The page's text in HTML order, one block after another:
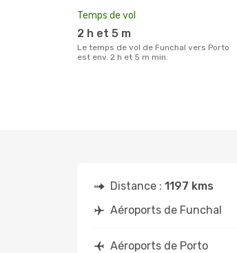
Temps de vol
2 h et 5 m
Le temps de vol de Funchal vers Porto
est env. 2 h et 5 m min.
Distance : 1197 kms
Aéroports de Funchal
Aéroports de Porto